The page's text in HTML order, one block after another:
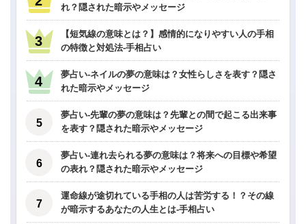
れ？隠された暗示やメッセージ
【短気線の意味とは？】感情的になりやすい人の手相
の特徴と対処法-手相占い
夢占い-ネイルの夢の意味は？女性らしさを表す？隠さ
れた暗示やメッセージ
夢占い-先輩の夢の意味は？先輩との間で起こる出来事
を表す？隠された暗示やメッセージ
夢占い-連れ去られる夢の意味は？将来への目標や希望
の表れ？隠された暗示やメッセージ
運命線が途切れている手相の人は苦労する！？その線
が暗示するあなたの人生とは-手相占い